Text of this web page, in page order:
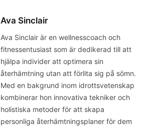
Ava Sinclair
Ava Sinclair är en wellnesscoach och
fitnessentusiast som är dedikerad till att
hjälpa individer att optimera sin
återhämtning utan att förlita sig på sömn.
Med en bakgrund inom idrottsvetenskap
kombinerar hon innovativa tekniker och
holistiska metoder för att skapa
personliga återhämtningsplaner för dem